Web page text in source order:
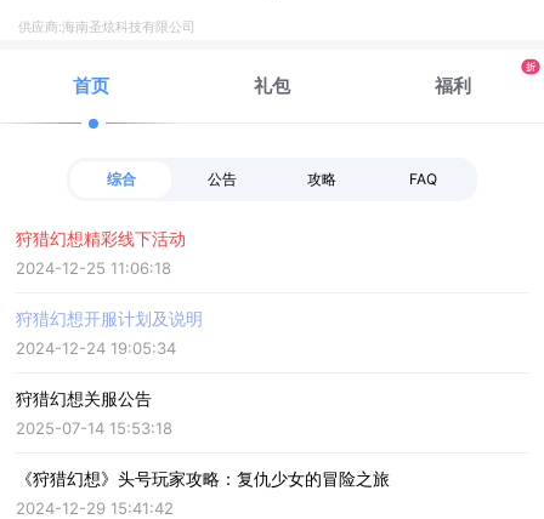
供应商:海南圣炫科技有限公司
首页 礼包 福利
折
综合 公告 攻略 FAQ
狩猎幻想精彩线下活动
2024-12-25 11:06:18
狩猎幻想开服计划及说明
2024-12-24 19:05:34
狩猎幻想关服公告
2025-07-14 15:53:18
《狩猎幻想》头号玩家攻略：复仇少女的冒险之旅
2024-12-29 15:41:42